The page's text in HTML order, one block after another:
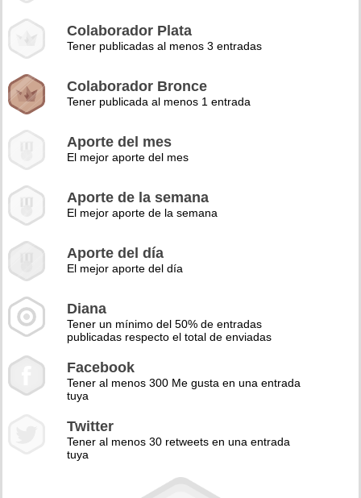
Colaborador Plata
Tener publicadas al menos 3 entradas
Colaborador Bronce
Tener publicada al menos 1 entrada
Aporte del mes
El mejor aporte del mes
Aporte de la semana
El mejor aporte de la semana
Aporte del día
El mejor aporte del día
Diana
Tener un mínimo del 50% de entradas
publicadas respecto el total de enviadas
Facebook
Tener al menos 300 Me gusta en una entrada
tuya
Twitter
Tener al menos 30 retweets en una entrada
tuya